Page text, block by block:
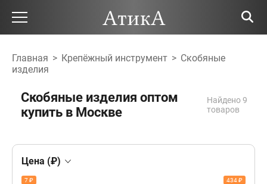
Главная > Крепёжный инструмент > Скобяные
изделия
Скобяные изделия оптом
купить в Москве
Найдено 9
товаров
Цена (₽)
7 ₽ 434 ₽